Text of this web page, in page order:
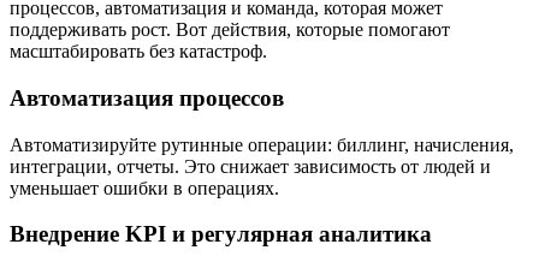
процессов, автоматизация и команда, которая может
поддерживать рост. Вот действия, которые помогают
масштабировать без катастроф.
Автоматизация процессов
Автоматизируйте рутинные операции: биллинг, начисления,
интеграции, отчеты. Это снижает зависимость от людей и
уменьшает ошибки в операциях.
Внедрение KPI и регулярная аналитика